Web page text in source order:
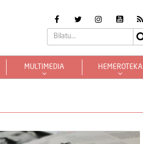
MULTIMEDIA HEMEROTEKA